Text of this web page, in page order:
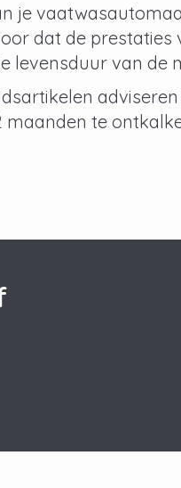
je
dat de
levensduur van de
maanden te